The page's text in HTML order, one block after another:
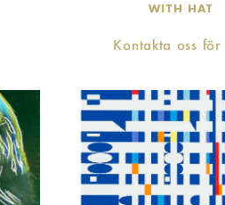
WITH HAT
Kontakta oss